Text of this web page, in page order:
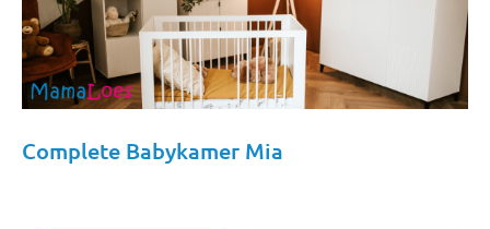
Complete Babykamer Mia